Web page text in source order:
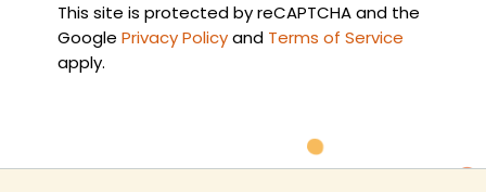
This site is protected by reCAPTCHA and the
Google Privacy Policyand Terms of Service
apply.